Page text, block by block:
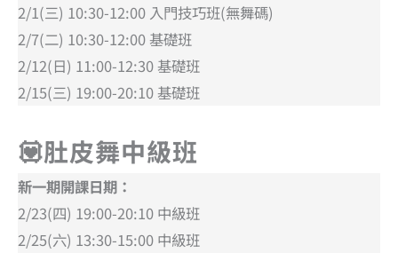
2/1(三) 10:30-12:00 入門技巧班(無舞碼)
2/7(二) 10:30-12:00 基礎班
2/12(日) 11:00-12:30 基礎班
2/15(三) 19:00-20:10 基礎班
💟肚皮舞中級班
新一期開課日期：
2/23(四) 19:00-20:10 中級班
2/25(六) 13:30-15:00 中級班